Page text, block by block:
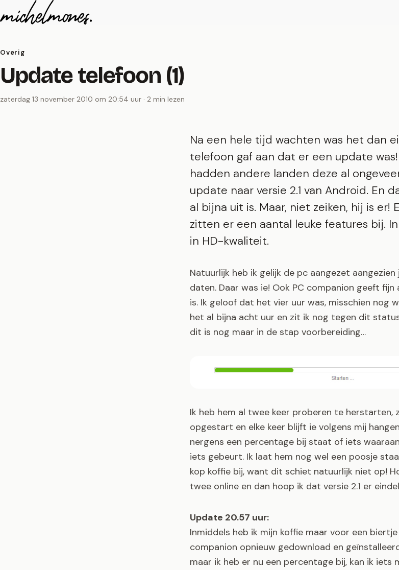
Naar de inhoud
Overig
Update telefoon (1)
zaterdag 13 november 2010 om 20:54 uur · 2 min lezen
Na een hele tijd wachten was het dan
telefoon gaf aan dat er een update
hadden andere landen deze al
update naar versie 2.1 van Android. En
al bijna uit is. Maar, niet zeiken, hij is er!
zitten er een aantal leuke features bij.
in HD-kwaliteit.
Natuurlijk heb ik gelijk de pc aangezet
daten. Daar was ie! Ook PC companion geeft
is. Ik geloof dat het vier uur was, misschien nog
het al bijna acht uur en zit ik nog tegen dit
dit is nog maar in de stap voorbereiding…
Ik heb hem al twee keer proberen te herstarten,
opgestart en elke keer blijft ie volgens mij
nergens een percentage bij staat of iets
iets gebeurt. Ik laat hem nog wel een poosje
kop koffie bij, want dit schiet natuurlijk niet op!
twee online en dan hoop ik dat versie 2.1 er
Update 20.57 uur:
Inmiddels heb ik mijn koffie maar voor een
companion opnieuw gedownload en
maar ik heb er nu een percentage bij, kan ik iets